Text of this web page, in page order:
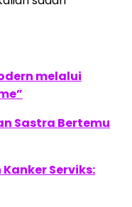
melalui
Sastra Bertemu
Serviks: